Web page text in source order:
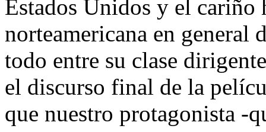
Estados Unidos y el cariño
norteamericana en general
todo entre su clase
el discurso final de la
que nuestro protagonista -